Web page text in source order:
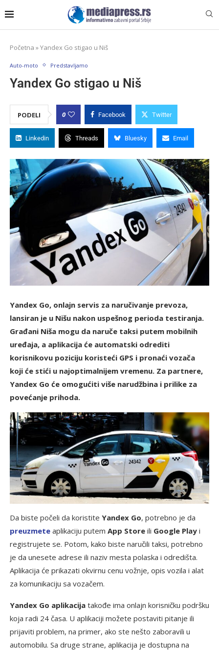
Početna »Yandex Go stigao u Niš
Auto-moto Predstavljamo
Yandex Go stigao u Niš
PODELI 0 Facebook Twitter
Linkedin Threads Bluesky Email
Yandex Go, onlajn servis za naručivanje prevoza,
lansiran je u Nišu nakon uspešnog perioda testiranja.
Građani Niša mogu da naruče taksi putem mobilnih
uređaja, a aplikacija će automatski odrediti
korisnikovu poziciju koristeći GPS i pronaći vozača
koji će stići u najoptimalnijem vremenu. Za partnere,
Yandex Go će omogućiti više narudžbina i prilike za
povećanje prihoda.
Da biste počeli da koristite Yandex Go, potrebno je da
preuzmete aplikaciju putem App Store ili Google Play i
registrujete se. Potom, kako biste naručili taksi, potrebno
je da unesete adrese ili naziv mesta polaska i odredišta.
Aplikacija će prikazati okvirnu cenu vožnje, opis vozila i alat
za komunikaciju sa vozačem.
Yandex Go aplikacija takođe ima onlajn korisničku podršku
koja radi 24 časa. U aplikaciji možete postaviti pitanje ili
prijaviti problem, na primer, ako ste nešto zaboravili u
automobilu. Sa druge strane, aplikacija je dostupna na